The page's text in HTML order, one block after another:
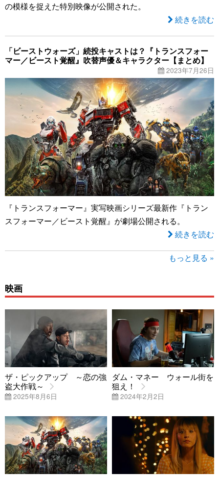
の模様を捉えた特別映像が公開された。
続きを読む
「ビーストウォーズ」続投キャストは？『トランスフォー
マー／ビースト覚醒』吹替声優＆キャラクター【まとめ】
2023年7月26日
『トランスフォーマー』実写映画シリーズ最新作『トラン
スフォーマー／ビースト覚醒』が劇場公開される。
続きを読む
もっと見る »
映画
ザ・ピックアップ ～恋の強
盗大作戦～
2025年8月6日
ダム・マネー ウォール街を
狙え！
2024年2月2日